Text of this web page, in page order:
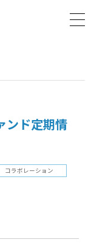
ンド定期情
コラボレーション